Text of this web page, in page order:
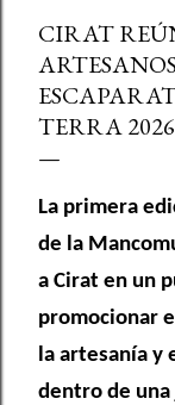
CIRAT
TERRA
La primera
de la
a Cirat en un
promocionar
la artesanía y
dentro de una